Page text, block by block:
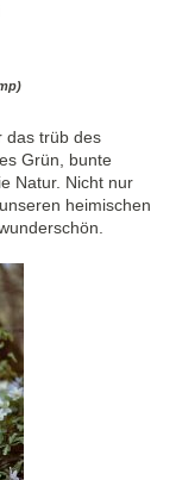
das trüb des
Grün, bunte
Natur. Nicht nur
heimischen